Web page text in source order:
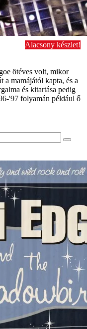
Alacsony készlet!
ötéves volt, mikor
a mamájától kapta, és a
és kitartása pedig
'97 folyamán például ő